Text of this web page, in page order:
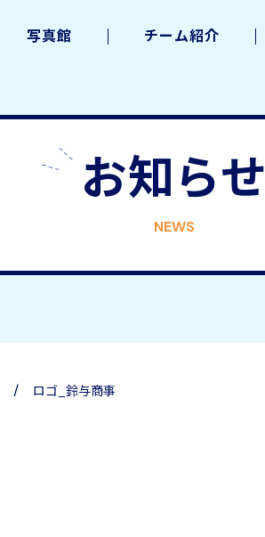
写真館 チーム紹介
お知らせ
NEWS
/ ロゴ_鈴与商事